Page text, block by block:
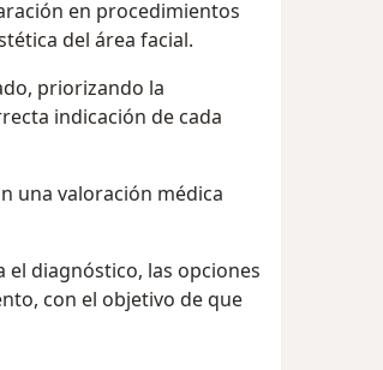
en procedimientos
del área facial.
priorizando la
indicación de cada
una valoración médica
diagnóstico, las opciones
con el objetivo de que